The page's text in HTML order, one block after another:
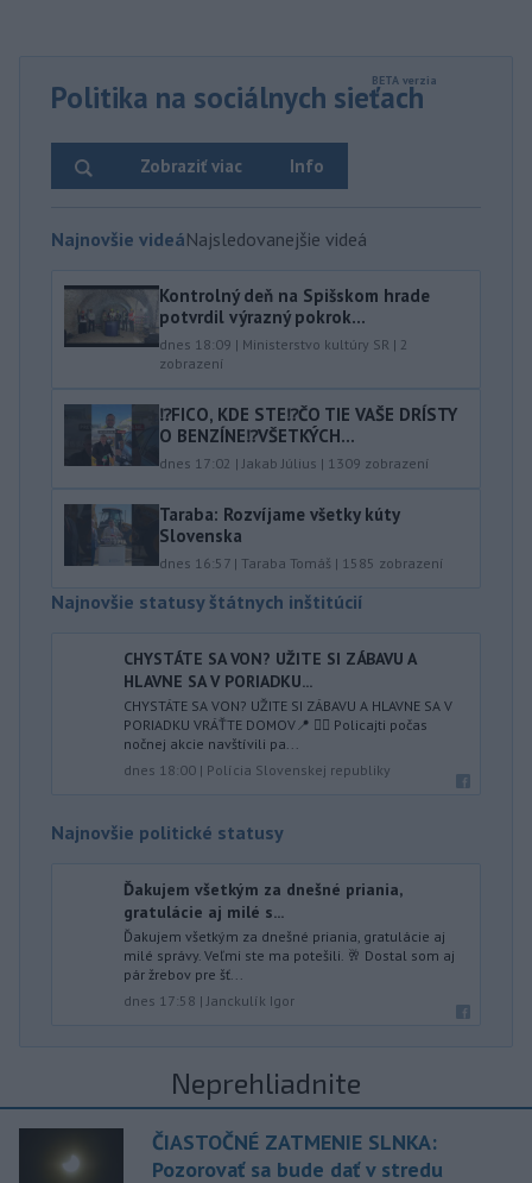
Politika na sociálnych sieťach
Info
Zobraziť viac
Najnovšie videáNajsledovanejšie videá
Kontrolný deň na Spišskom hrade
potvrdil výrazný pokrok...
dnes 18:09 | Ministerstvo kultúry SR | 2
zobrazení
⁉️FICO, KDE STE⁉️ČO TIE VAŠE DRÍSTY
O BENZÍNE⁉️VŠETKÝCH...
dnes 17:02 | Jakab Július | 1309 zobrazení
Taraba: Rozvíjame všetky kúty
Slovenska
dnes 16:57 | Taraba Tomáš | 1585 zobrazení
Najnovšie statusy štátnych inštitúcií
CHYSTÁTE SA VON? UŽITE SI ZÁBAVU A
HLAVNE SA V PORIADKU...
CHYSTÁTE SA VON? UŽITE SI ZÁBAVU A HLAVNE SA V
PORIADKU VRÁŤTE DOMOV📍 👮‍♂️ Policajti počas
nočnej akcie navštívili pa...
dnes 18:00 | Polícia Slovenskej republiky
Najnovšie politické statusy
Ďakujem všetkým za dnešné priania,
gratulácie aj milé s...
Ďakujem všetkým za dnešné priania, gratulácie aj
milé správy. Veľmi ste ma potešili. 🥂 Dostal som aj
pár žrebov pre šť...
dnes 17:58 | Janckulík Igor
Neprehliadnite
ČIASTOČNÉ ZATMENIE SLNKA:
Pozorovať sa bude dať v stredu